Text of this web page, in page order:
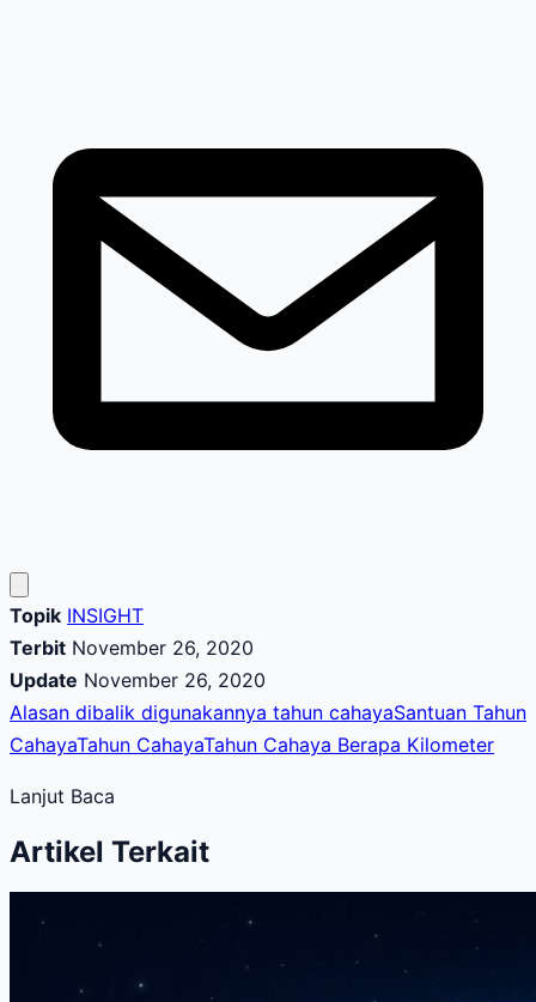
Topik INSIGHT
Terbit November 26, 2020
Update November 26, 2020
Alasan dibalik digunakannya tahun cahayaSantuan Tahun
CahayaTahun CahayaTahun Cahaya Berapa Kilometer
Lanjut Baca
Artikel Terkait